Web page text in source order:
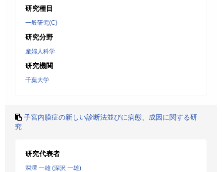
研究種目
一般研究(C)
研究分野
産婦人科学
研究機関
千葉大学
子宮内膜症の新しい診断法並びに病態、成因に関する研
究
研究代表者
深澤 一雄 (深沢 一雄)